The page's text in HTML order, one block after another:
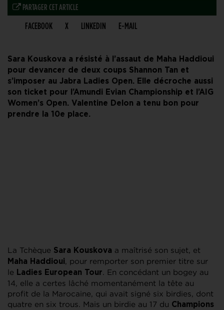
PARTAGER CET ARTICLE
FACEBOOK X LINKEDIN E-MAIL
Sara Kouskova a résisté à l’assaut de Maha Haddioui
pour devancer de deux coups Shannon Tan et
s’imposer au Jabra Ladies Open. Elle décroche aussi
son ticket pour l’Amundi Evian Championship et l’AIG
Women’s Open. Valentine Delon a tenu bon pour
prendre la 10e place.
La Tchèque Sara Kouskova a maîtrisé son sujet, et
Maha Haddioui, pour remporter son premier titre sur
le Ladies European Tour. En concédant un bogey au
14, elle a certes lâché momentanément la tête au
profit de la Marocaine, qui avait signé six birdies, dont
quatre en six trous. Mais un birdie au 17 du Champions